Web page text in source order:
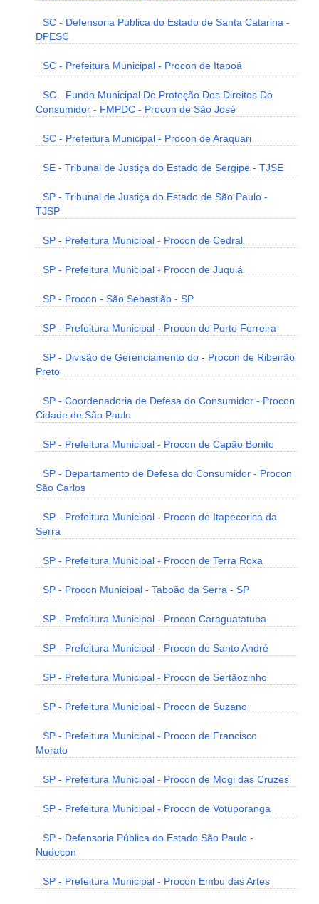
SC - Defensoria Pública do Estado de Santa Catarina -
DPESC
SC - Prefeitura Municipal - Procon de Itapoá
SC - Fundo Municipal De Proteção Dos Direitos Do
Consumidor - FMPDC - Procon de São José
SC - Prefeitura Municipal - Procon de Araquari
SE - Tribunal de Justiça do Estado de Sergipe - TJSE
SP - Tribunal de Justiça do Estado de São Paulo -
TJSP
SP - Prefeitura Municipal - Procon de Cedral
SP - Prefeitura Municipal - Procon de Juquiá
SP - Procon - São Sebastião - SP
SP - Prefeitura Municipal - Procon de Porto Ferreira
SP - Divisão de Gerenciamento do - Procon de Ribeirão
Preto
SP - Coordenadoria de Defesa do Consumidor - Procon
Cidade de São Paulo
SP - Prefeitura Municipal - Procon de Capão Bonito
SP - Departamento de Defesa do Consumidor - Procon
São Carlos
SP - Prefeitura Municipal - Procon de Itapecerica da
Serra
SP - Prefeitura Municipal - Procon de Terra Roxa
SP - Procon Municipal - Taboão da Serra - SP
SP - Prefeitura Municipal - Procon Caraguatatuba
SP - Prefeitura Municipal - Procon de Santo André
SP - Prefeitura Municipal - Procon de Sertãozinho
SP - Prefeitura Municipal - Procon de Suzano
SP - Prefeitura Municipal - Procon de Francisco
Morato
SP - Prefeitura Municipal - Procon de Mogi das Cruzes
SP - Prefeitura Municipal - Procon de Votuporanga
SP - Defensoria Pública do Estado São Paulo -
Nudecon
SP - Prefeitura Municipal - Procon Embu das Artes